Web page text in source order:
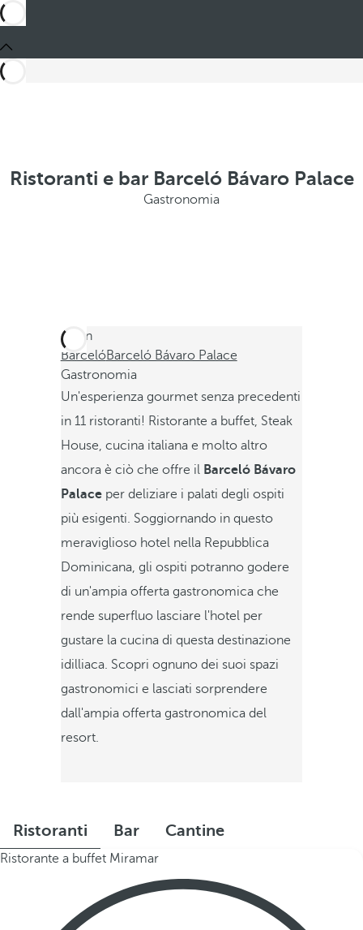
Ristoranti e bar Barceló Bávaro Palace
Gastronomia
Sei in
BarcelóBarceló Bávaro Palace
Gastronomia
Un'esperienza gourmet senza precedenti
in 11 ristoranti! Ristorante a buffet, Steak
House, cucina italiana e molto altro
ancora è ciò che offre il Barceló Bávaro
Palaceper deliziare i palati degli ospiti
più esigenti. Soggiornando in questo
meraviglioso hotel nella Repubblica
Dominicana, gli ospiti potranno godere
di un'ampia offerta gastronomica che
rende superfluo lasciare l'hotel per
gustare la cucina di questa destinazione
idilliaca. Scopri ognuno dei suoi spazi
gastronomici e lasciati sorprendere
dall'ampia offerta gastronomica del
resort.
Ristoranti Bar Cantine
Ristorante a buffet Miramar